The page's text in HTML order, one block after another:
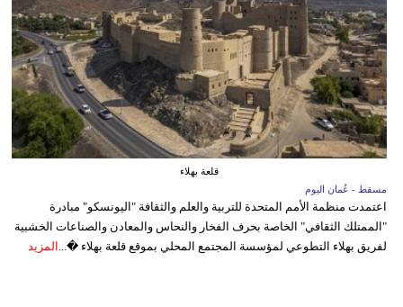
قلعة بهلاء
مسقط - عُمان اليوم
اعتمدت منظمة الأمم المتحدة للتربية والعلم والثقافة "اليونسكو" مبادرة
"الممتلك الثقافي" الخاصة بحرف الفخار والنحاس والمعادن والصناعات الخشبية
لفريق بهلاء التطوعي لمؤسسة المجتمع المحلي بموقع قلعة بهلاء �... المزيد